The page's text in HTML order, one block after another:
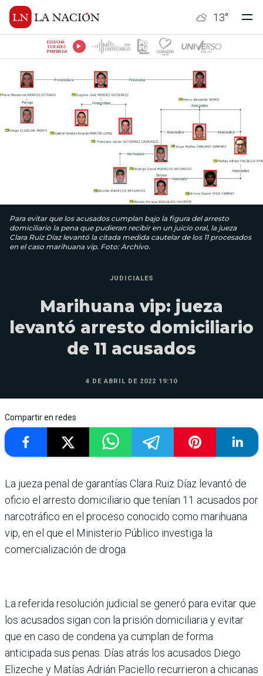
13°
ESCUCHÁ
TU RADIO
PREFERIDA
Para evitar que los acusados cumplan bajo la figura del arresto
domiciliario la pena que pudieran recibir en un juicio oral, la jueza
Clara Ruiz Díaz levantó la citada medida cautelar de los 11 procesados
en el caso marihuana vip. Foto: Archivo.
JUDICIALES
Marihuana vip: jueza
levantó arresto domiciliario
de 11 acusados
4 DE ABRIL DE 2022 19:10
Compartir en redes
La jueza penal de garantías Clara Ruiz Díaz levantó de
oficio el arresto domiciliario que tenían 11 acusados por
narcotráfico en el proceso conocido como marihuana
vip, en el que el Ministerio Público investiga la
comercialización de droga.
La referida resolución judicial se generó para evitar que
los acusados sigan con la prisión domiciliaria y evitar
que en caso de condena ya cumplan de forma
anticipada sus penas. Días atrás los acusados Diego
Elizeche y Matías Adrián Paciello recurrieron a chicanas